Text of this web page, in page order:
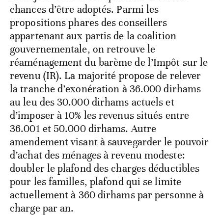
chances d’être adoptés. Parmi les
propositions phares des conseillers
appartenant aux partis de la coalition
gouvernementale, on retrouve le
réaménagement du barème de l’Impôt sur le
revenu (IR). La majorité propose de relever
la tranche d’exonération à 36.000 dirhams
au leu des 30.000 dirhams actuels et
d’imposer à 10% les revenus situés entre
36.001 et 50.000 dirhams. Autre
amendement visant à sauvegarder le pouvoir
d’achat des ménages à revenu modeste:
doubler le plafond des charges déductibles
pour les familles, plafond qui se limite
actuellement à 360 dirhams par personne à
charge par an.